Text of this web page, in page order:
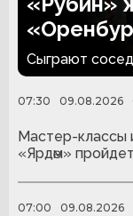
Сыграют
07:30 09.08.2026
Мастер-классы
«Ярдәм»
07:00 09.08.2026